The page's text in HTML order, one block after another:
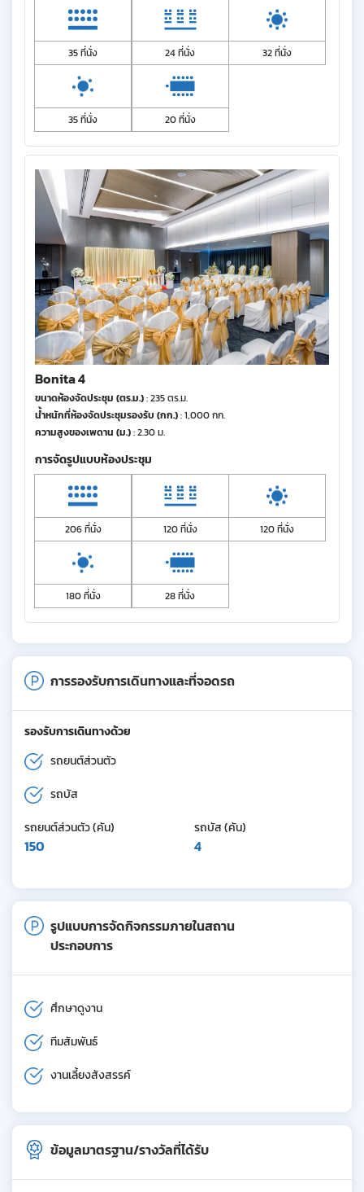
35 ที่นั่ง 24 ที่นั่ง 32 ที่นั่ง
35 ที่นั่ง 20 ที่นั่ง
Bonita 4
ขนาดห้องจัดประชุม (ตร.ม.): 235 ตร.ม.
น้ำหนักที่ห้องจัดประชุมรองรับ (กก.): 1,000 กก.
ความสูงของเพดาน (ม.): 2.30 ม.
การจัดรูปแบบห้องประชุม
206 ที่นั่ง 120 ที่นั่ง 120 ที่นั่ง
180 ที่นั่ง 28 ที่นั่ง
การรองรับการเดินทางและที่จอดรถ
รองรับการเดินทางด้วย
รถยนต์ส่วนตัว
รถบัส
รถยนต์ส่วนตัว (คัน)
150
รถบัส (คัน)
4
รูปแบบการจัดกิจกรรมภายในสถาน
ประกอบการ
ศึกษาดูงาน
ทีมสัมพันธ์
งานเลี้ยงสังสรรค์
ข้อมูลมาตรฐาน/รางวัลที่ได้รับ